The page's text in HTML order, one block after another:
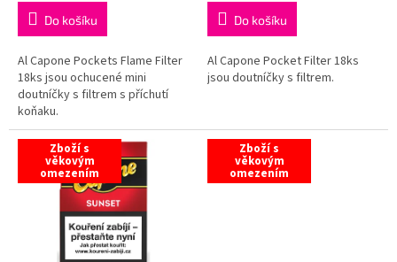
Do košíku
Al Capone Pockets Flame Filter
18ks jsou ochucené mini
doutníčky s filtrem s příchutí
koňaku.
Do košíku
Al Capone Pocket Filter 18ks
jsou doutníčky s filtrem.
Zboží s
věkovým
omezením
Zboží s
věkovým
omezením